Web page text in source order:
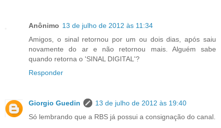
Anônimo 13 de julho de 2012 às 11:34
Amigos, o sinal retornou por um ou dois dias, após saiu
novamente do ar e não retornou mais. Alguém sabe
quando retorna o 'SINAL DIGITAL'?
Responder
Giorgio Guedin
13 de julho de 2012 às 19:40
Só lembrando que a RBS já possui a consignação do canal.